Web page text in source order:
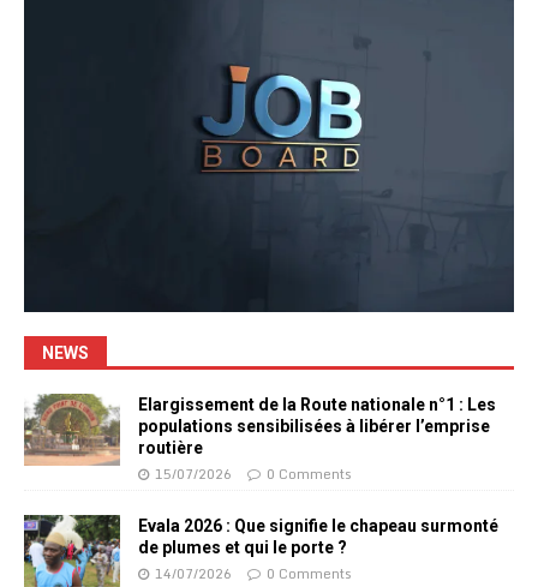
NEWS
Elargissement de la Route nationale n°1 : Les
populations sensibilisées à libérer l’emprise
routière
15/07/2026 0 Comments
Evala 2026 : Que signifie le chapeau surmonté
de plumes et qui le porte ?
14/07/2026 0 Comments